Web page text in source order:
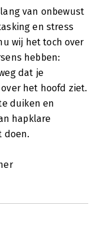
van onbewust
en stress
wij het toch over
hebben:
dat je
het hoofd ziet.
duiken en
hapklare
doen.